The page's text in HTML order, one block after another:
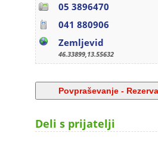
05 3896470
041 880906
Zemljevid
46.33899,13.55632
Deli s prijatelji